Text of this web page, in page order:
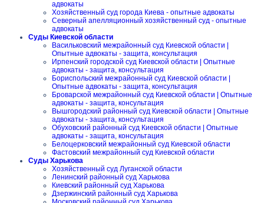
адвокаты
Хозяйственный суд города Киева - опытные адвокаты
Северный апелляционный хозяйственный суд - опытные
адвокаты
Суды Киевской области
Васильковский межрайонный суд Киевской области |
Опытные адвокаты - защита, консультация
Ирпенский городской суд Киевской области | Опытные
адвокаты - защита, консультация
Бориспольский межрайонный суд Киевской области |
Опытные адвокаты - защита, консультация
Броварской межрайонный суд Киевской области | Опытные
адвокаты - защита, консультация
Вышгородский районный суд Киевской области | Опытные
адвокаты - защита, консультация
Обуховский районный суд Киевской области | Опытные
адвокаты - защита, консультация
Белоцерковский межрайонный суд Киевской области
Фастовский межрайонный суд Киевской области
Суды Харькова
Хозяйственный суд Луганской области
Ленинский районный суд Харькова
Киевский районный суд Харькова
Дзержинский районный суд Харькова